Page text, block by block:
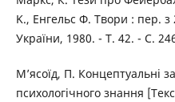
K., Енгельс Ф. Твори : пер. з
України, 1980. - Т. 42. - С.
М’ясоїд, П. Концептуальні
психологічного знання